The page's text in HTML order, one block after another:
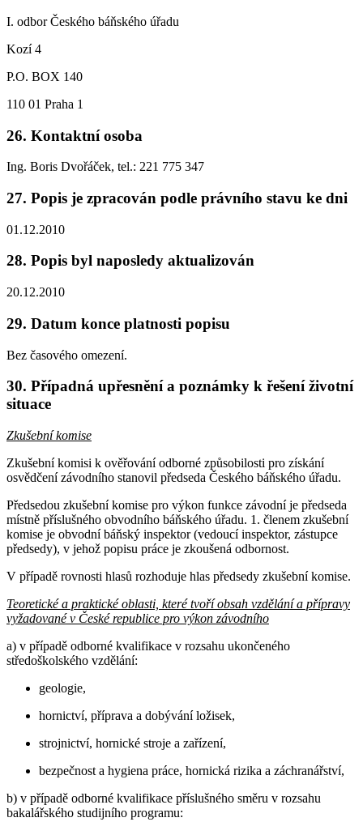
I. odbor Českého báňského úřadu
Kozí 4
P.O. BOX 140
110 01 Praha 1
26. Kontaktní osoba
Ing. Boris Dvořáček, tel.: 221 775 347
27. Popis je zpracován podle právního stavu ke dni
01.12.2010
28. Popis byl naposledy aktualizován
20.12.2010
29. Datum konce platnosti popisu
Bez časového omezení.
30. Případná upřesnění a poznámky k řešení životní
situace
Zkušební komise
Zkušební komisi k ověřování odborné způsobilosti pro získání
osvědčení závodního stanovil předseda Českého báňského úřadu.
Předsedou zkušební komise pro výkon funkce závodní je předseda
místně příslušného obvodního báňského úřadu. 1. členem zkušební
komise je obvodní báňský inspektor (vedoucí inspektor, zástupce
předsedy), v jehož popisu práce je zkoušená odbornost.
V případě rovnosti hlasů rozhoduje hlas předsedy zkušební komise.
Teoretické a praktické oblasti, které tvoří obsah vzdělání a přípravy
vyžadované v České republice pro výkon závodního
a) v případě odborné kvalifikace v rozsahu ukončeného
středoškolského vzdělání:
geologie,
hornictví, příprava a dobývání ložisek,
strojnictví, hornické stroje a zařízení,
bezpečnost a hygiena práce, hornická rizika a záchranářství,
b) v případě odborné kvalifikace příslušného směru v rozsahu
bakalářského studijního programu: